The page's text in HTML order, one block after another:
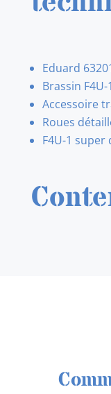
Eduard
Brassin
Accessoire
Roues
F4U-1 super